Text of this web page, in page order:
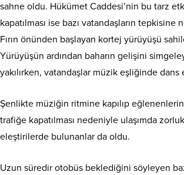
sahne oldu. Hükümet Caddesi’nin bu tarz
kapatılması ise bazı vatandaşların
Fırın önünden başlayan kortej yürüyüşü
Yürüyüşün ardından baharın gelişini
yakılırken, vatandaşlar müzik eşliğinde
Şenlikte müziğin ritmine kapılıp eğlenenlerin
trafiğe kapatılması nedeniyle ulaşımda
eleştirilerde bulunanlar da oldu.
Uzun süredir otobüs beklediğini söyleyen